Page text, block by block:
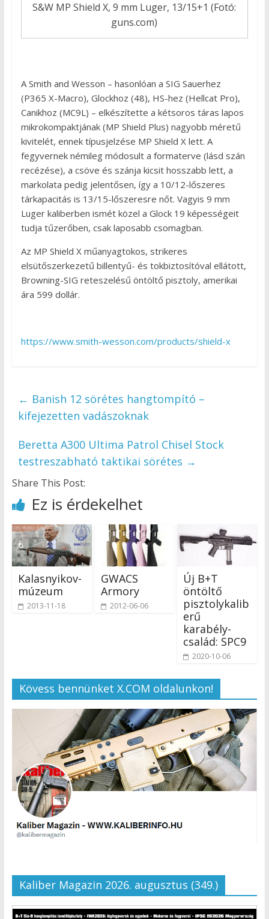
S&W MP Shield X, 9 mm Luger, 13/15+1 (Fotó:
guns.com)
A Smith and Wesson – hasonlóan a SIG Sauerhez
(P365 X-Macro), Glockhoz (48), HS-hez (Hellcat Pro),
Canikhoz (MC9L) – elkészítette a kétsoros táras lapos
mikrokompaktjának (MP Shield Plus) nagyobb méretű
kivitelét, ennek típusjelzése MP Shield X lett. A
fegyvernek némileg módosult a formaterve (lásd szán
recézése), a csöve és szánja kicsit hosszabb lett, a
markolata pedig jelentősen, így a 10/12-lőszeres
tárkapacitás is 13/15-lőszeresre nőt. Vagyis 9 mm
Luger kaliberben ismét közel a Glock 19 képességeit
tudja tűzerőben, csak laposabb csomagban.
Az MP Shield X műanyagtokos, strikeres
elsütőszerkezetű billentyű- és tokbiztosítóval ellátott,
Browning-SIG reteszelésű öntöltő pisztoly, amerikai
ára 599 dollár.
https://www.smith-wesson.com/products/shield-x
← Banish 12 sörétes hangtompító –
kifejezetten vadászoknak
Beretta A300 Ultima Patrol Chisel Stock
testreszabható taktikai sörétes →
Share This Post:
Ez is érdekelhet
Kalasnyikov-
múzeum
2013-11-18
GWACS
Armory
2012-06-06
Új B+T
öntöltő
pisztolykalib
erű
karabély-
család: SPC9
2020-10-06
Kövess bennünket X.COM oldalunkon!
Kaliber Magazin 2026. augusztus (349.)